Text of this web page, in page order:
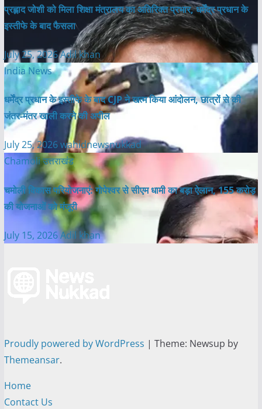
प्रह्लाद जोशी को मिला शिक्षा मंत्रालय का अतिरिक्त प्रभार, धर्मेंद्र प्रधान के
इस्तीफे के बाद फैसला
July 25, 2026Adil khan
India News
धर्मेंद्र प्रधान के इस्तीफे के बाद CJP ने खत्म किया आंदोलन, छात्रों से की
जंतर-मंतर खाली करने की अपील
July 25, 2026wahidnewsnukkad
Chamoliउत्तराखंड
चमोली विकास परियोजनाएं: गोपेश्वर से सीएम धामी का बड़ा ऐलान, 155 करोड़
की योजनाओं को मंजूरी
July 15, 2026Adil khan
Proudly powered by WordPress | Theme: Newsup by
Themeansar.
Home
Contact Us